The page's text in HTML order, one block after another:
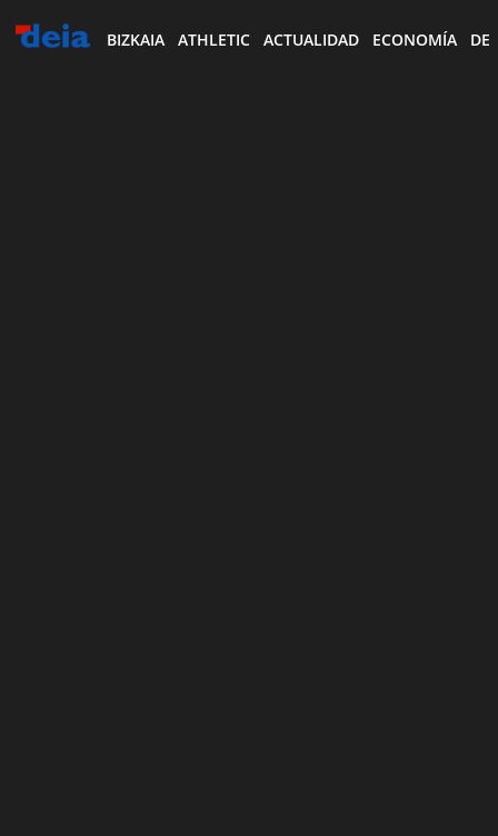
BIZKAIA ATHLETIC ACTUALIDAD ECONOMÍA